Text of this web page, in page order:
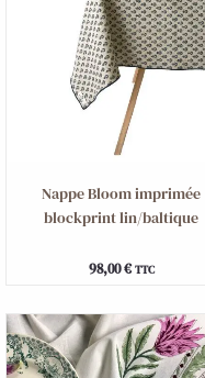
Nappe Bloom imprimée
blockprint lin/baltique
98,00€ TTC